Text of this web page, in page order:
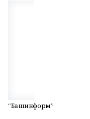
“Башинформ”